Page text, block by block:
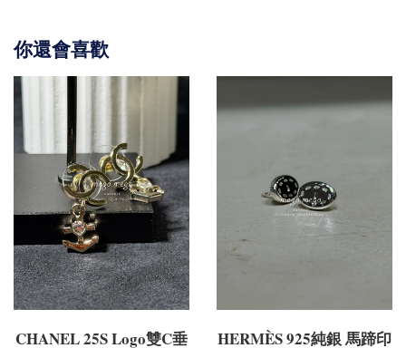
你還會喜歡
CHANEL 25S Logo雙C垂 HERMÈS 925純銀 馬蹄印